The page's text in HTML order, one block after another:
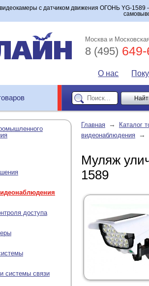
с датчиком движения ОГОНЬ YG-1589
Москва и
8 (495)
О нас
доступа
системы связи
Главная →
Каталог
видеонаблюдения →
Муляж
1589